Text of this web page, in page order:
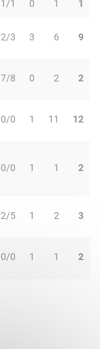
1/1 0 1 1
2/3 3 6 9
7/8 0 2 2
0/0 1 11 12
0/0 1 1 2
2/5 1 2 3
0/0 1 1 2